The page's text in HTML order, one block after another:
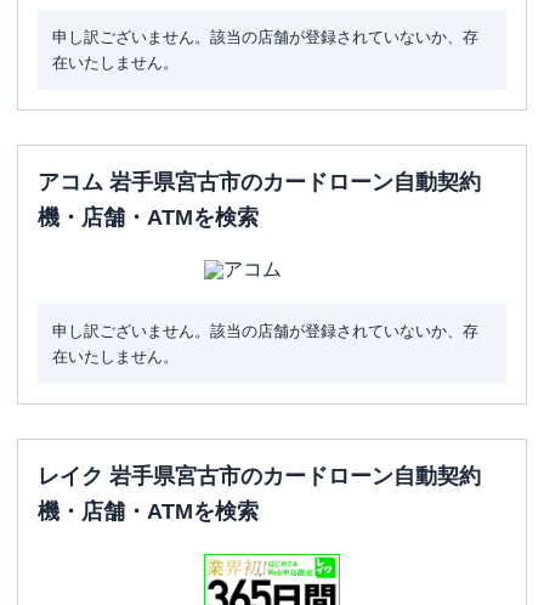
申し訳ございません。該当の店舗が登録されていないか、存
在いたしません。
アコム 岩手県宮古市のカードローン自動契約
機・店舗・ATMを検索
申し訳ございません。該当の店舗が登録されていないか、存
在いたしません。
レイク 岩手県宮古市のカードローン自動契約
機・店舗・ATMを検索